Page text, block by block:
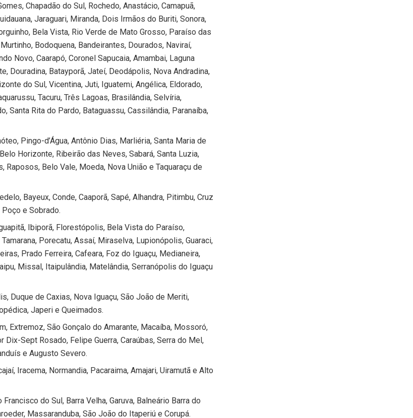
Chapadão do Sul, Rochedo, Anastácio, Camapuã,
Jaraguari, Miranda, Dois Irmãos do Buriti, Sonora,
Bela Vista, Rio Verde de Mato Grosso, Paraíso das
Bodoquena, Bandeirantes, Dourados, Naviraí,
Novo, Caarapó, Coronel Sapucaia, Amambai, Laguna
Douradina, Batayporã, Jateí, Deodápolis, Nova Andradina,
do Sul, Vicentina, Juti, Iguatemi, Angélica, Eldorado,
Tacuru, Três Lagoas, Brasilândia, Selvíria,
Santa Rita do Pardo, Bataguassu, Cassilândia, Paranaíba,
Pingo-d’Água, Antônio Dias, Marliéria, Santa Maria de
Horizonte, Ribeirão das Neves, Sabará, Santa Luzia,
Raposos, Belo Vale, Moeda, Nova União e Taquaraçu de
Bayeux, Conde, Caaporã, Sapé, Alhandra, Pitimbu, Cruz
e Sobrado.
Ibiporã, Florestópolis, Bela Vista do Paraíso,
Porecatu, Assaí, Miraselva, Lupionópolis, Guaraci,
Prado Ferreira, Cafeara, Foz do Iguaçu, Medianeira,
Missal, Itaipulândia, Matelândia, Serranópolis do Iguaçu
Duque de Caxias, Nova Iguaçu, São João de Meriti,
Japeri e Queimados.
Extremoz, São Gonçalo do Amarante, Macaíba, Mossoró,
Dix-Sept Rosado, Felipe Guerra, Caraúbas, Serra do Mel,
e Augusto Severo.
Iracema, Normandia, Pacaraima, Amajari, Uiramutã e Alto
do Sul, Barra Velha, Garuva, Balneário Barra do
Massaranduba, São João do Itaperiú e Corupá.